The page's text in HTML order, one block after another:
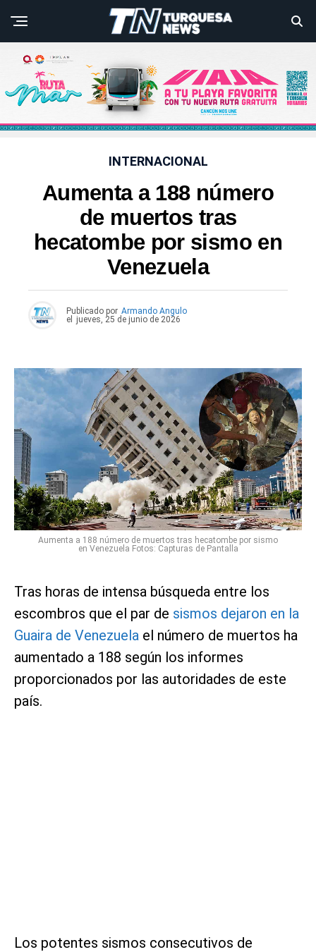
INTERNACIONAL
Aumenta a 188 número
de muertos tras
hecatombe por sismo en
Venezuela
Publicado por Armando Angulo
el
jueves, 25 de junio de 2026
Aumenta a 188 número de muertos tras hecatombe por sismo
en Venezuela Fotos: Capturas de Pantalla
Tras horas de intensa búsqueda entre los
escombros que el par de sismos dejaron en la
Guaira de Venezuela el número de muertos ha
aumentado a 188 según los informes
proporcionados por las autoridades de este
país.
Los potentes sismos consecutivos de